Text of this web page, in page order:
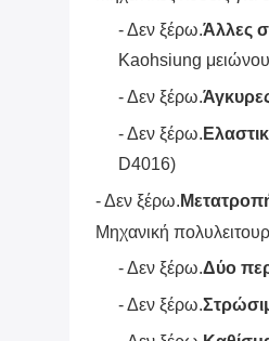
- Δεν ξέρω.
Έτοιμος να
Τεχνικές
Μέγιστο ύψος
Μέγιστο μήκος